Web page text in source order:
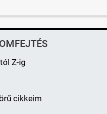
Z-ig
cikkeim